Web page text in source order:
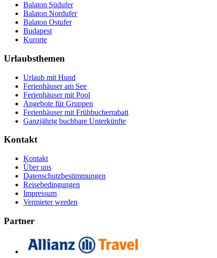
Balaton Südufer
Balaton Nordufer
Balaton Ostufer
Budapest
Kurorte
Urlaubsthemen
Urlaub mit Hund
Ferienhäuser am See
Ferienhäuser mit Pool
Angebote für Gruppen
Ferienhäuser mit Frühbucherrabatt
Ganzjährig buchbare Unterkünfte
Kontakt
Kontakt
Über uns
Datenschutzbestimmungen
Reisebedingungen
Impressum
Vermieter werden
Partner